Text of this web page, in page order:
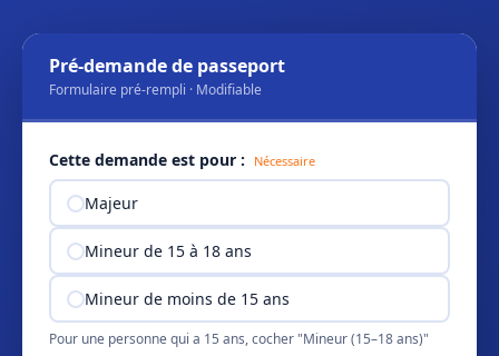
Pré-demande de passeport
Formulaire pré-rempli · Modifiable
Cette demande est pour : Nécessaire
Majeur
Mineur de 15 à 18 ans
Mineur de moins de 15 ans
Pour une personne qui a 15 ans, cocher "Mineur (15–18 ans)"